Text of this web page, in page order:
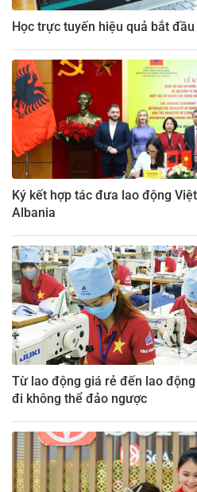
Học trực tuyến hiệu quả bắt
Ký kết hợp tác đưa lao động
Albania
Từ lao động giá rẻ đến lao
đi không thể đảo ngược